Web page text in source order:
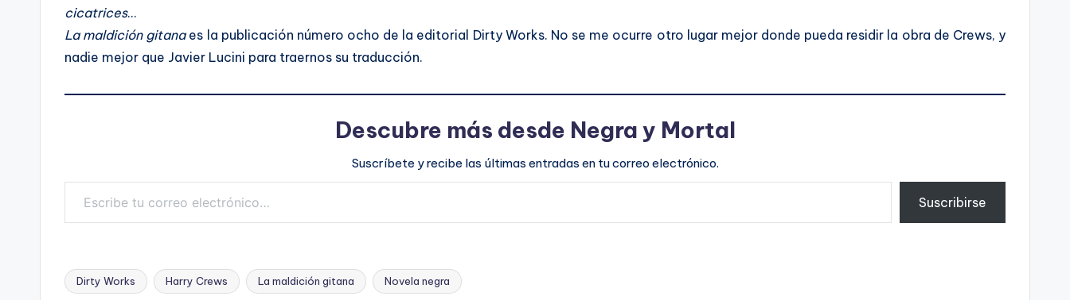
cicatrices…
La maldición gitanaes la publicación número ocho de la editorial Dirty Works. No se me ocurre otro lugar mejor donde pueda residir la obra de Crews, y
nadie mejor que Javier Lucini para traernos su traducción.
Descubre más desde Negra y Mortal
Suscríbete y recibe las últimas entradas en tu correo electrónico.
Escribe tu correo electrónico…
Suscribirse
Etiquetas:
Dirty Works Harry Crews La maldición gitana Novela negra